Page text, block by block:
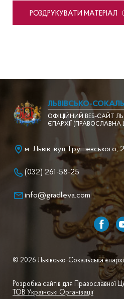
PОЗДРУКУВАТИ МАТЕРІАЛ
ЛЬВІВСЬКО-
ОФІЦІЙНИЙ ВЕБ-САЙТ
ЄПАРХІЇ (ПРАВОСЛАВНА
м. Львів, вул. Грушевського, 2
(032) 261-58-25
info@gradleva.com
© 2026 Львівсько-Сокальська
Розробка сайтів для Православної
ТОВ Українські Організації